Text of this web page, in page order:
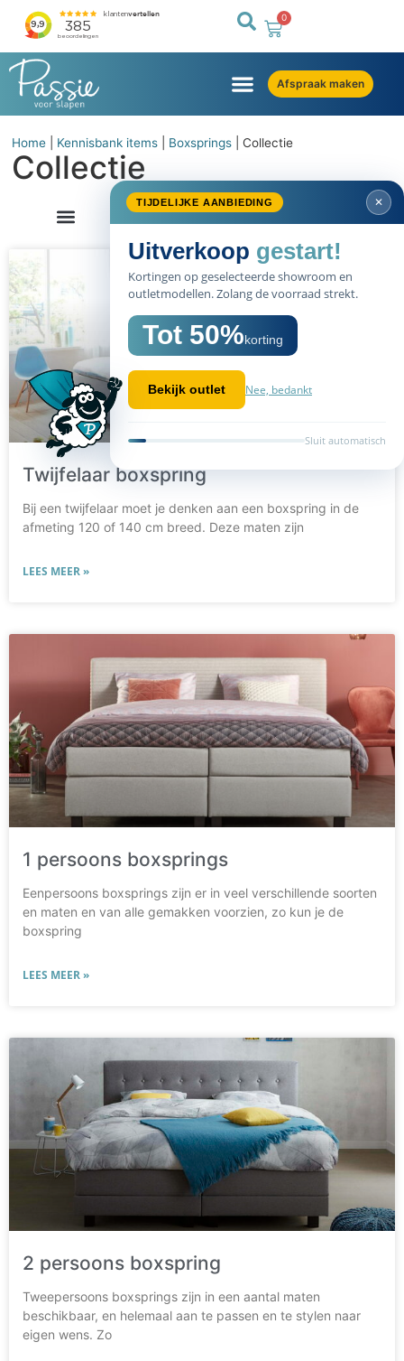
0
Afspraak maken
TIJDELIJKE AANBIEDING ✕
Uitverkoopgestart!
Kortingen op geselecteerde showroom en
outletmodellen. Zolang de voorraad strekt.
Tot 50%korting
Bekijk outlet Nee, bedankt
Sluit automatisch
Home Kennisbank items Boxsprings Collectie
Collectie
Twijfelaar boxspring
Bij een twijfelaar moet je denken aan een boxspring in de
afmeting 120 of 140 cm breed. Deze maten zijn
LEES MEER »
1 persoons boxsprings
Eenpersoons boxsprings zijn er in veel verschillende soorten
en maten en van alle gemakken voorzien, zo kun je de
boxspring
LEES MEER »
2 persoons boxspring
Tweepersoons boxsprings zijn in een aantal maten
beschikbaar, en helemaal aan te passen en te stylen naar
eigen wens. Zo